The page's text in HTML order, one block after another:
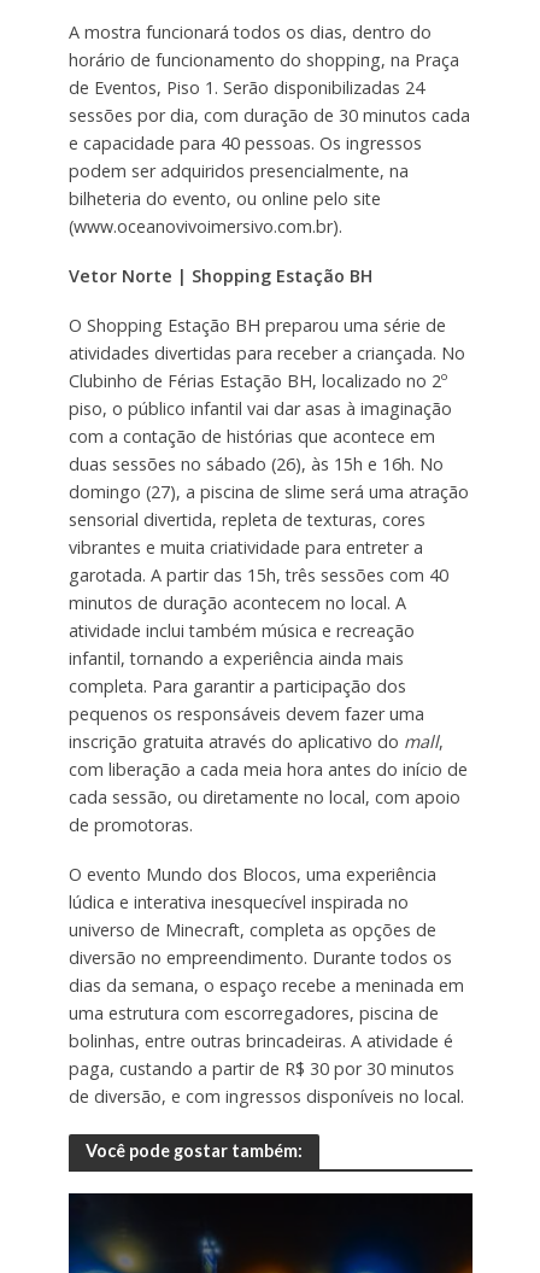
A mostra funcionará todos os dias, dentro do
horário de funcionamento do shopping, na Praça
de Eventos, Piso 1. Serão disponibilizadas 24
sessões por dia, com duração de 30 minutos cada
e capacidade para 40 pessoas. Os ingressos
podem ser adquiridos presencialmente, na
bilheteria do evento, ou online pelo site
(www.oceanovivoimersivo.com.br).
Vetor Norte | Shopping Estação BH
O Shopping Estação BH preparou uma série de
atividades divertidas para receber a criançada. No
Clubinho de Férias Estação BH, localizado no 2º
piso, o público infantil vai dar asas à imaginação
com a contação de histórias que acontece em
duas sessões no sábado (26), às 15h e 16h. No
domingo (27), a piscina de slime será uma atração
sensorial divertida, repleta de texturas, cores
vibrantes e muita criatividade para entreter a
garotada. A partir das 15h, três sessões com 40
minutos de duração acontecem no local. A
atividade inclui também música e recreação
infantil, tornando a experiência ainda mais
completa. Para garantir a participação dos
pequenos os responsáveis devem fazer uma
inscrição gratuita através do aplicativo do mall,
com liberação a cada meia hora antes do início de
cada sessão, ou diretamente no local, com apoio
de promotoras.
O evento Mundo dos Blocos, uma experiência
lúdica e interativa inesquecível inspirada no
universo de Minecraft, completa as opções de
diversão no empreendimento. Durante todos os
dias da semana, o espaço recebe a meninada em
uma estrutura com escorregadores, piscina de
bolinhas, entre outras brincadeiras. A atividade é
paga, custando a partir de R$ 30 por 30 minutos
de diversão, e com ingressos disponíveis no local.
Você pode gostar também: